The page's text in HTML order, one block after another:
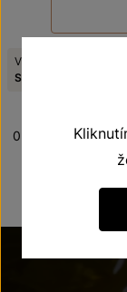
Viniční trať:
Skalky
0 produktů